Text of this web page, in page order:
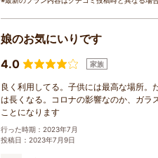
娘のお気にいりです
4.0
家族
良く利用してる。子供には最高な場所
は長くなる。コロナの影響なのか、ガラ
ことになります
行った時期：2023年7月
投稿日：2023年7月9日